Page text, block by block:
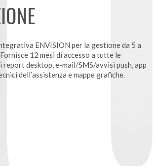
ENVISION per la gestione da 5 a
12 mesi di accesso a tutte le
desktop, e-mail/SMS/avvisi push, app
dell’assistenza e mappe grafiche.